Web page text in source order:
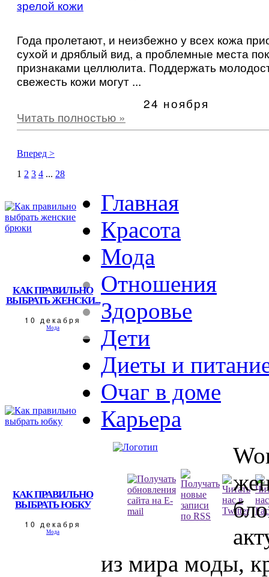
Года пролетают, и неизбежно у всех кожа
сухой и дряблый вид, а проблемные места
признаками целлюлита. Поддержать
свежесть кожи могут ...
24 ноября
Читать полностью »
Вперед >
1 2 3 4 ... 28
КАК ПРАВИЛЬНО
ВЫБРАТЬ ЖЕНСКИ...
10 декабря
Мода
КАК ПРАВИЛЬНО
ВЫБРАТЬ ЮБКУ
10 декабря
Мода
Главная
Красота
Мода
Отношения
Здоровье
Дети
Диеты и
Очаг в доме
Карьера
из мира моды,